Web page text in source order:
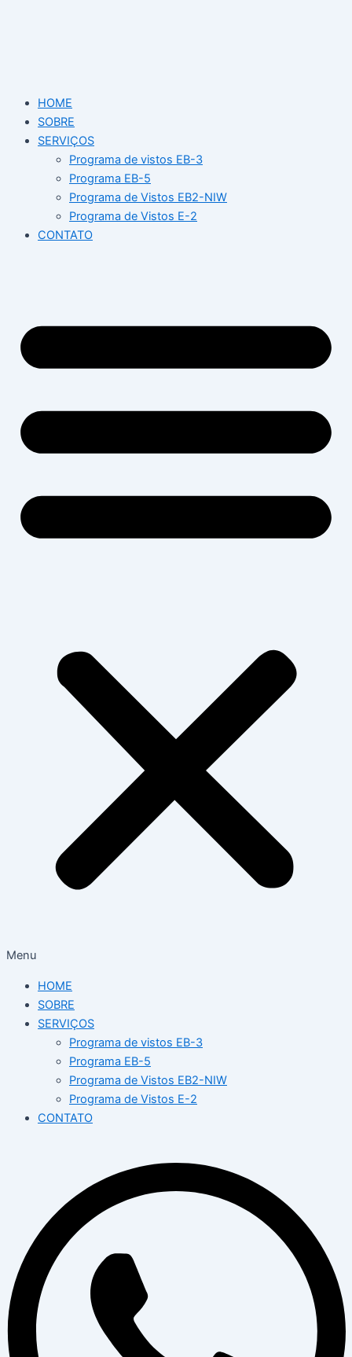
HOME
SOBRE
SERVIÇOS
Programa de vistos EB-3
Programa EB-5
Programa de Vistos EB2-NIW
Programa de Vistos E-2
CONTATO
Menu
HOME
SOBRE
SERVIÇOS
Programa de vistos EB-3
Programa EB-5
Programa de Vistos EB2-NIW
Programa de Vistos E-2
CONTATO